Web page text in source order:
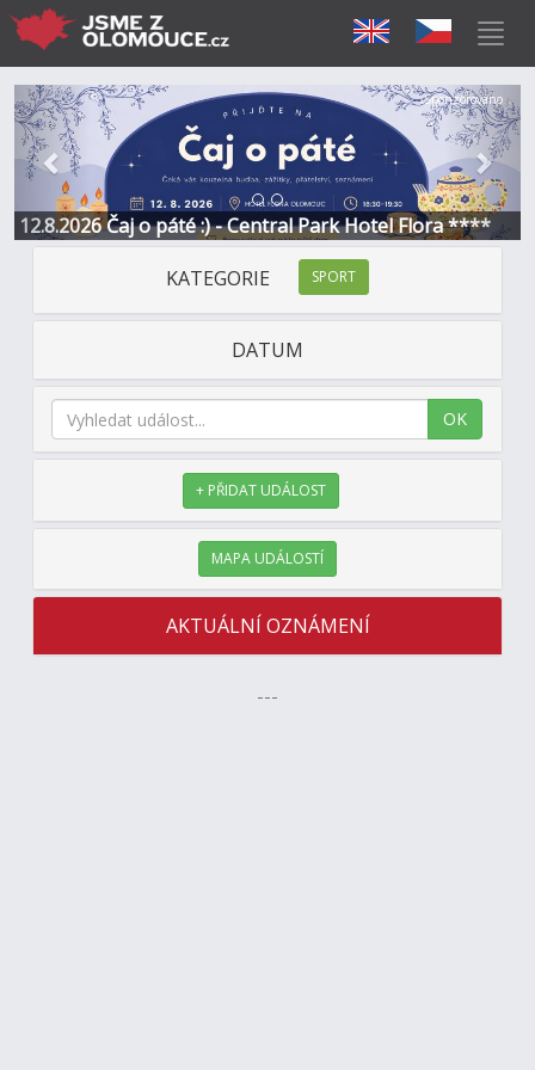
12.8.2026 Čaj o páté :) - Central Park Hotel Flora ****
Předchozí Další
Sponzorováno
KATEGORIE SPORT
DATUM
OK
+ PŘIDAT UDÁLOST
MAPA UDÁLOSTÍ
AKTUÁLNÍ OZNÁMENÍ
---